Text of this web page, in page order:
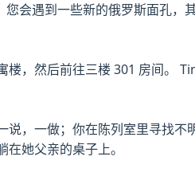
会遇到一些新的俄罗斯面孔，
楼，然后前往三楼 301 房间。
说，一做；你在陈列室里寻找
她父亲的桌子上。